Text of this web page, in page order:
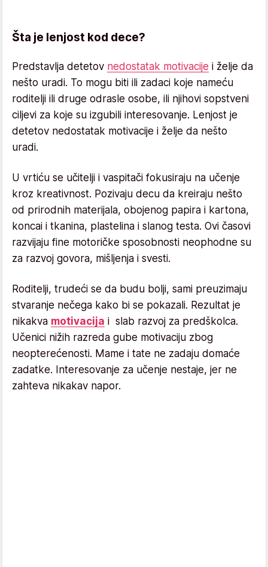
Šta je lenjost kod dece?
Predstavlja detetov nedostatak motivacije i želje da
nešto uradi. To mogu biti ili zadaci koje nameću
roditelji ili druge odrasle osobe, ili njihovi sopstveni
ciljevi za koje su izgubili interesovanje. Lenjost je
detetov nedostatak motivacije i želje da nešto
uradi.
U vrtiću se učitelji i vaspitači fokusiraju na učenje
kroz kreativnost. Pozivaju decu da kreiraju nešto
od prirodnih materijala, obojenog papira i kartona,
koncai i tkanina, plastelina i slanog testa. Ovi časovi
razvijaju fine motoričke sposobnosti neophodne su
za razvoj govora, mišljenja i svesti.
Roditelji, trudeći se da budu bolji, sami preuzimaju
stvaranje nečega kako bi se pokazali. Rezultat je
nikakva motivacija i slab razvoj za predškolca.
Učenici nižih razreda gube motivaciju zbog
neopterećenosti. Mame i tate ne zadaju domaće
zadatke. Interesovanje za učenje nestaje, jer ne
zahteva nikakav napor.